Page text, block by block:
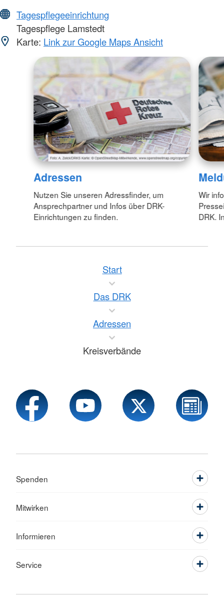
Tagespflegeeinrichtung
Tagespflege Lamstedt
Karte: Link zur Google Maps Ansicht
Adressen
Nutzen Sie unseren Adressfinder, um
Ansprechpartner und Infos über DRK-
Einrichtungen zu finden.
Wir
DRK.
Start
Das DRK
Adressen
Kreisverbände
Spenden
Mitwirken
Informieren
Service